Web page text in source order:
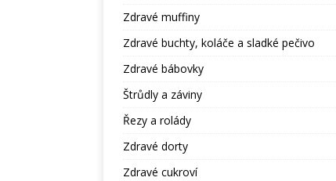
Zdravé muffiny
Zdravé buchty, koláče a sladké pečivo
Zdravé bábovky
Štrůdly a záviny
Řezy a rolády
Zdravé dorty
Zdravé cukroví